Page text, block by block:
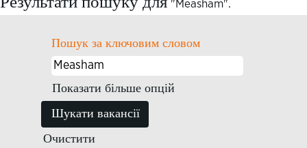
"Measham".
Пошук за ключовим словом
Показати більше опцій
Очистити